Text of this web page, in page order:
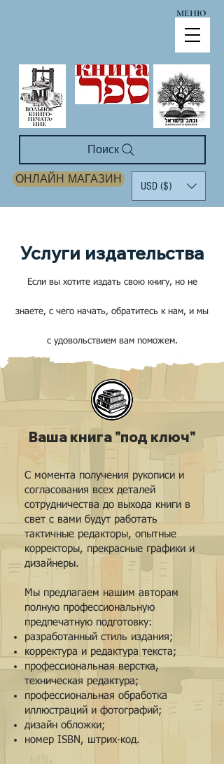
МЕНЮ
ОНЛАЙН МАГАЗИН
USD ($)
Поиск
Услуги издательства
Если вы хотите издать свою книгу, но не
знаете, с чего начать, обратитесь к нам, и мы
с удовольствием вам поможем.
Ваша книга "под ключ"
С момента получения рукописи и
согласования всех деталей
сотрудничества до выхода книги в
свет с вами будут работать
тактичные редакторы, опытные
корректоры, прекрасные графики и
дизайнеры.
Мы предлагаем нашим авторам
полную профессиональную
предпечатную подготовку:
разработанный стиль издания;
корректура и редактура текста;
профессиональная верстка,
техническая редактура;
профессиональная обработка
иллюстраций и фотографий;
дизайн обложки;
номер ISBN, штрих-код.